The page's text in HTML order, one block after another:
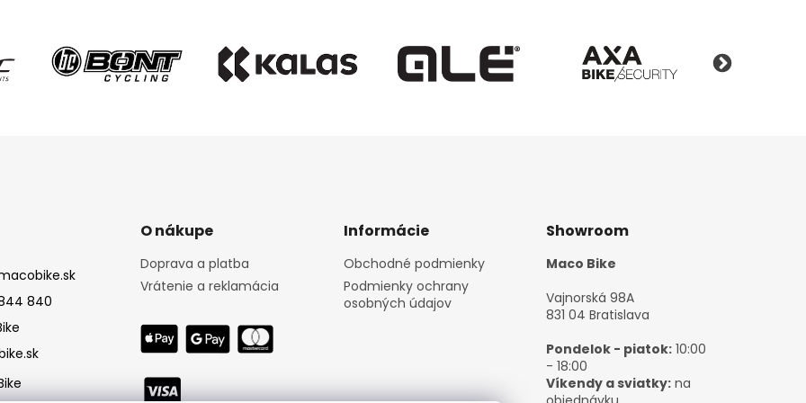
840
O nákupe
Doprava a platba
Vrátenie a reklamácia
Informácie
Obchodné podmienky
Podmienky ochrany
osobných údajov
Showroom
Maco Bike
Vajnorská 98A
831 04 Bratislava
Pondelok - piatok: 10:00
- 18:00
Víkendy a sviatky: na